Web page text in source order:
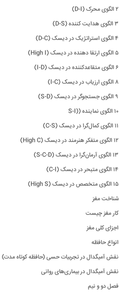
۲ الگوی محرک (D-I)
۳ الگوی هدایت کننده (D-S)
۴ الگوی استراتژیک در دیسک (D-C)
۵ الگوی ارتقا دهنده در دیسک (High I)
۶ الگوی متقاعدکننده در دیسک (I-D)
۸ الگوی ارزیاب در دیسک (I-C)
۹ الگوی جستجوگر در دیسک (S-D)
۱۰ الگوی نماینده ((S-I
۱۱ الگوی کمال‌گرا در دیسک (C-S)
۱۲ الگوی متفکر هنرمند در دیسک (High C)
۱۳ الگوی آرمان‌گرا در دیسک (S-C-D)
۱۴ الگوی متبحر در دیسک (C-I)
۱۵ الگوی متخصص در دیسک (High S)
شناخت مغز
کار مغز چیست
اجزای کلی مغز
انواع حافظه
نقش آمیگدال در تجربیات حسی (حافظه کوتاه مدت)
نقش آمیگدال در بیماری‌های روانی
فصل دو و نیم